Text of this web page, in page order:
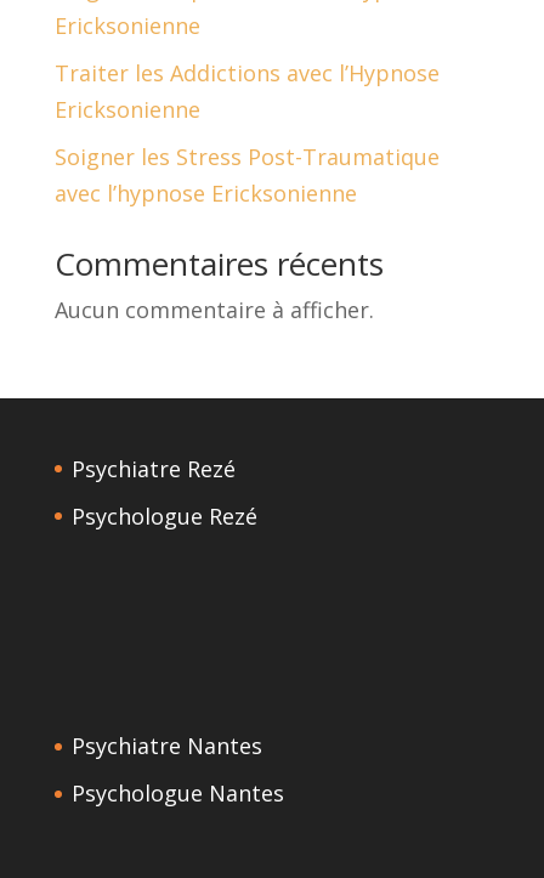
Ericksonienne
Traiter les Addictions avec l’Hypnose
Ericksonienne
Soigner les Stress Post-Traumatique
avec l’hypnose Ericksonienne
Commentaires récents
Aucun commentaire à afficher.
Psychiatre Rezé
Psychologue Rezé
Psychiatre Nantes
Psychologue Nantes